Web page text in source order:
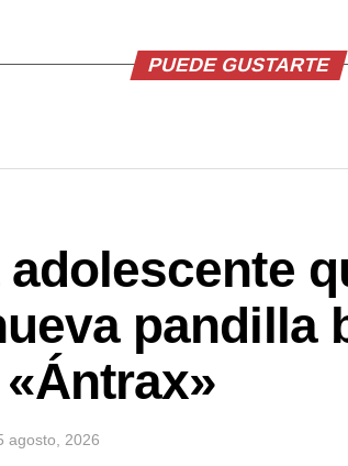
PUEDE GUSTARTE
pandilla
agosto, 2026